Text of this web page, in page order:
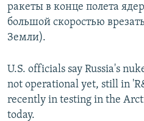
ракеты в конце полета
большой скоростью
Земли).
U.S. officials say Russia's
not operational yet, still in
recently in testing in the
today.